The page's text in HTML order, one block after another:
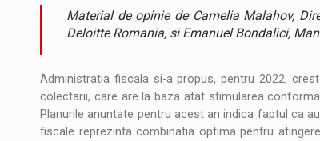
Material de opinie de Camelia Malahov,
Deloitte Romania, si Emanuel Bondalici,
Administratia fiscala si-a propus, pentru 2022,
colectarii, care are la baza atat stimularea
Planurile anuntate pentru acest an indica faptul ca
fiscale reprezinta combinatia optima pentru